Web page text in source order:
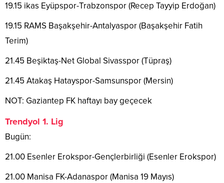
19.15 ikas Eyüpspor-Trabzonspor (Recep Tayyip Erdoğan)
19.15 RAMS Başakşehir-Antalyaspor (Başakşehir Fatih
Terim)
21.45 Beşiktaş-Net Global Sivasspor (Tüpraş)
21.45 Atakaş Hatayspor-Samsunspor (Mersin)
NOT: Gaziantep FK haftayı bay geçecek
Trendyol 1. Lig
Bugün:
21.00 Esenler Erokspor-Gençlerbirliği (Esenler Erokspor)
21.00 Manisa FK-Adanaspor (Manisa 19 Mayıs)